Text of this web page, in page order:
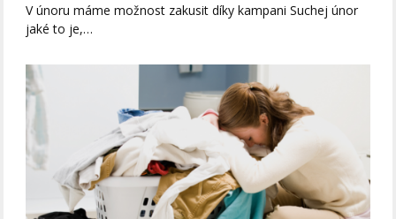
V únoru máme možnost zakusit díky kampani Suchej únor
jaké to je,…